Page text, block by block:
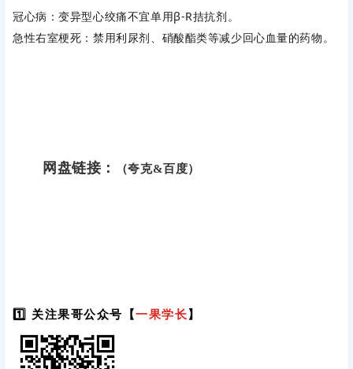
冠心病 ‌：变异型心绞痛不宜单用β-R拮抗剂。
急性右室梗死 ‌：禁用利尿剂、硝酸酯类等减少回心血量的药物。
网盘链接： （夸克&百度）
1️⃣ 关注果哥公众号【一果学长】